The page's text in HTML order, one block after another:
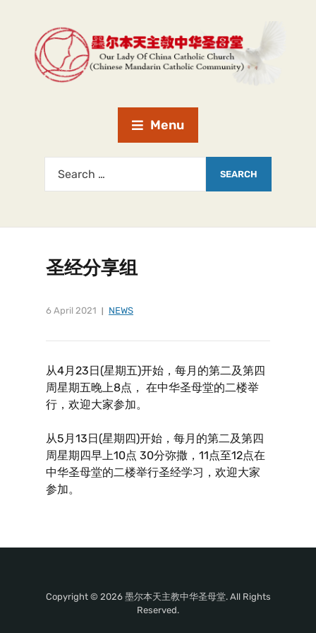
Menu
圣经分享组
6 April 2021 NEWS
从4月23日(星期五)开始，每月的第二及第四
周星期五晚上8点， 在中华圣母堂的二楼举
行，欢迎大家参加。
从5月13日(星期四)开始，每月的第二及第四
周星期四早上10点 30分弥撒，11点至12点在
中华圣母堂的二楼举行圣经学习，欢迎大家
参加。
Copyright © 2026 墨尔本天主教中华圣母堂. All Rights
Reserved.